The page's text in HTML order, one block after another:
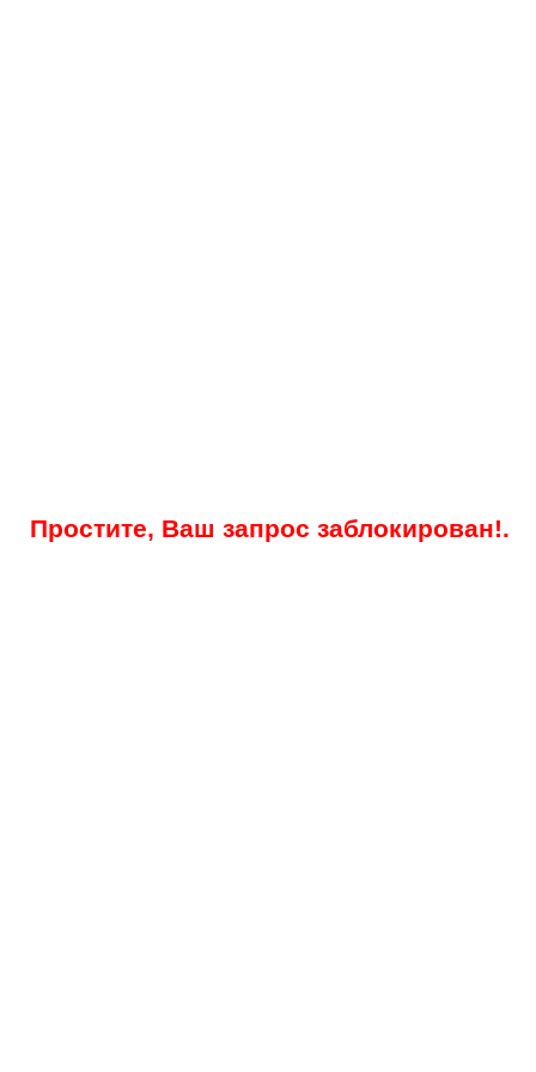
Простите, Ваш запрос заблокирован!.